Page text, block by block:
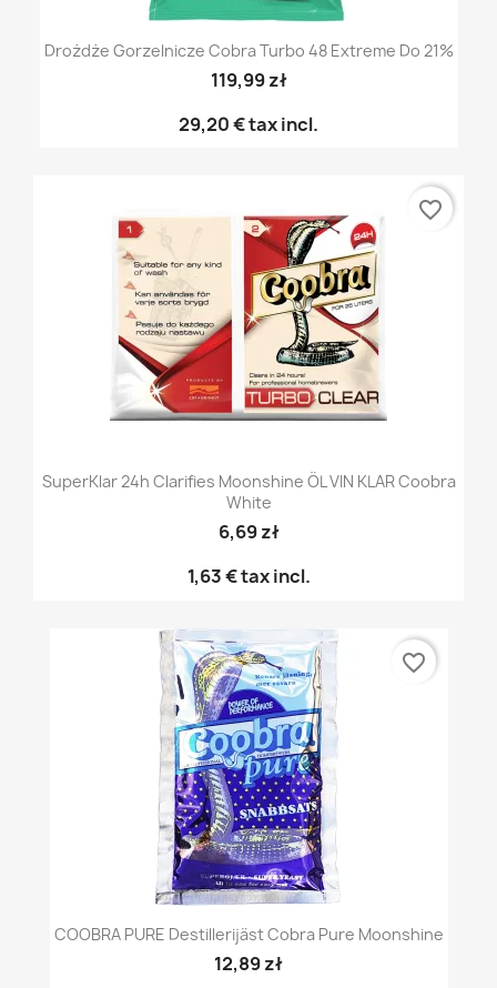
Drożdże Gorzelnicze Cobra Turbo 48 Extreme Do 21%
119,99 zł
29,20 €tax incl.
SuperKlar 24h Clarifies Moonshine ÖL VIN KLAR Coobra
White
6,69 zł
1,63 €tax incl.
favorite_border
COOBRA PURE Destillerijäst Cobra Pure Moonshine
12,89 zł
favorite_border